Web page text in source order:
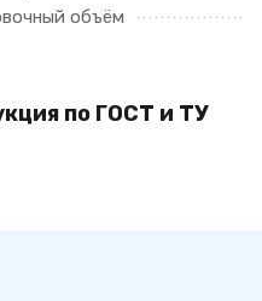
объём
по ГОСТ и ТУ